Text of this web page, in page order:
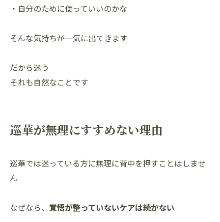
・自分のために使っていいのかな
そんな気持ちが一気に出てきます
だから迷う
それも自然なことです
巡華が無理にすすめない理由
巡華では迷っている方に無理に背中を押すことはしませ
ん
なぜなら、 覚悟が整っていないケアは続かない